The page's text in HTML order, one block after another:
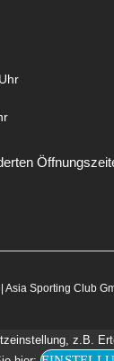
Sporting Club
z.B.